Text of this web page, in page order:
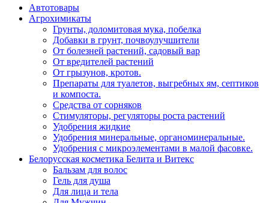
Автотовары
Агрохимикаты
Грунты, доломитовая мука, побелка
Добавки в грунт, почвоулучшители
От болезней растений, садовый вар
От вредителей растений
От грызунов, кротов.
Препараты для туалетов, выгребных ям, септиков
и компоста.
Средства от сорняков
Стимуляторы, регуляторы роста растений
Удобрения жидкие
Удобрения минеральные, органоминеральные.
Удобрения с микроэлементами в малой фасовке.
Белорусская косметика Белита и Витекс
Бальзам для волос
Гель для душа
Для лица и тела